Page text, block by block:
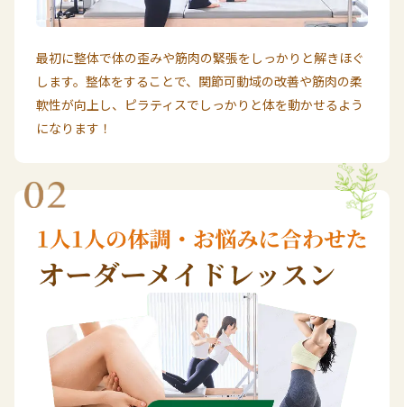
最初に整体で体の歪みや筋肉の緊張をしっかりと解きほぐ
します。整体をすることで、関節可動域の改善や筋肉の柔
軟性が向上し、ピラティスでしっかりと体を動かせるよう
になります！